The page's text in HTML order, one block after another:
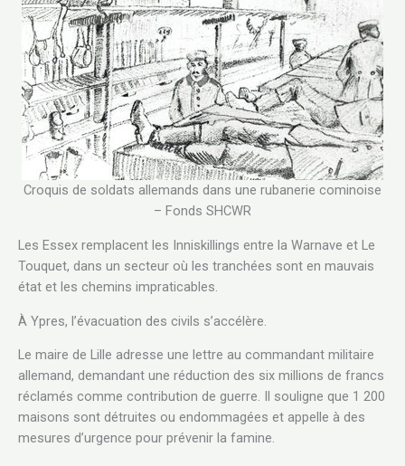
Croquis de soldats allemands dans une rubanerie cominoise
– Fonds SHCWR
Les Essex remplacent les Inniskillings entre la Warnave et Le
Touquet, dans un secteur où les tranchées sont en mauvais
état et les chemins impraticables.
À Ypres, l’évacuation des civils s’accélère.
Le maire de Lille adresse une lettre au commandant militaire
allemand, demandant une réduction des six millions de francs
réclamés comme contribution de guerre. Il souligne que 1 200
maisons sont détruites ou endommagées et appelle à des
mesures d’urgence pour prévenir la famine.